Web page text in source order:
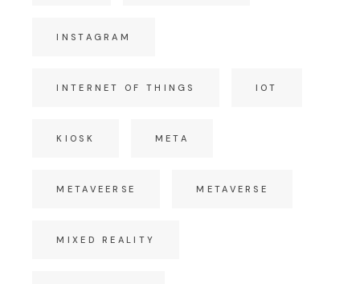
INSTAGRAM
INTERNET OF THINGS IOT
KIOSK META
METAVEERSE METAVERSE
MIXED REALITY